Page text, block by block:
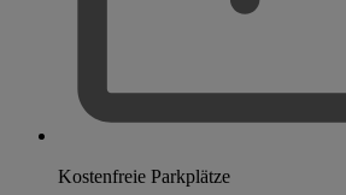
Kostenfreie Parkplätze